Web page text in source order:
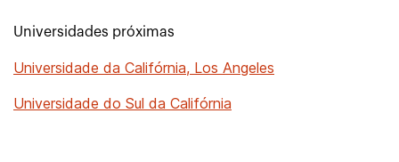
Universidades próximas
Universidade da Califórnia, Los Angeles
Universidade do Sul da Califórnia